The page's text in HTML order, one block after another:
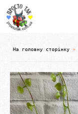
На головну сторінку »